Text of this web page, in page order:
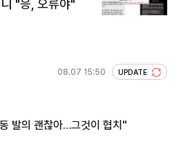
"응, 오류야"
08.07 15:50 UPDATE
발의 괜찮아…그것이 협치"